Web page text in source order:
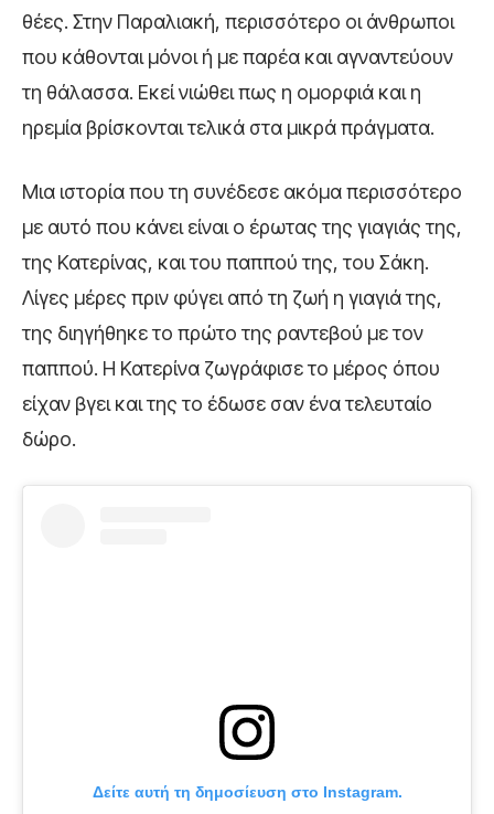
θέες. Στην Παραλιακή, περισσότερο οι άνθρωποι
που κάθονται μόνοι ή με παρέα και αγναντεύουν
τη θάλασσα. Εκεί νιώθει πως η ομορφιά και η
ηρεμία βρίσκονται τελικά στα μικρά πράγματα.
Μια ιστορία που τη συνέδεσε ακόμα περισσότερο
με αυτό που κάνει είναι ο έρωτας της γιαγιάς της,
της Κατερίνας, και του παππού της, του Σάκη.
Λίγες μέρες πριν φύγει από τη ζωή η γιαγιά της,
της διηγήθηκε το πρώτο της ραντεβού με τον
παππού. Η Κατερίνα ζωγράφισε το μέρος όπου
είχαν βγει και της το έδωσε σαν ένα τελευταίο
δώρο.
Δείτε αυτή τη δημοσίευση στο Instagram.